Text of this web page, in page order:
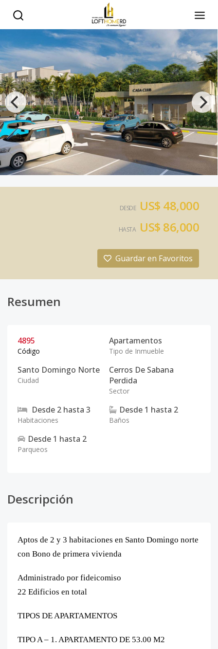
DESDE US$ 48,000
HASTA US$ 86,000
Guardar en Favoritos
Resumen
4895
Código
Apartamentos
Tipo de Inmueble
Santo Domingo Norte
Ciudad
Cerros De Sabana
Perdida
Sector
Desde 2 hasta 3
Habitaciones
Desde 1 hasta 2
Baños
Desde 1 hasta 2
Parqueos
Descripción
Aptos de 2 y 3 habitaciones en Santo Domingo norte
con Bono de primera vivienda
Administrado por fideicomiso
22 Edificios en total
TIPOS DE APARTAMENTOS
TIPO A – 1. APARTAMENTO DE 53.00 M2